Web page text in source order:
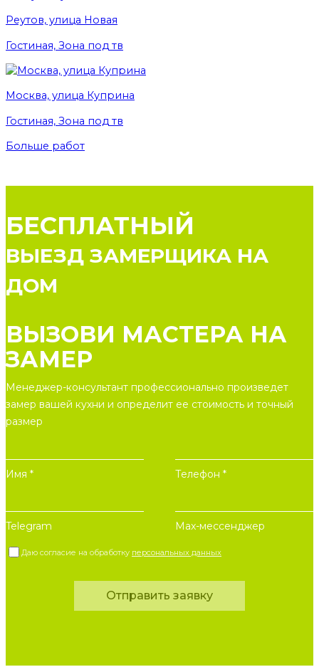
Реутов, улица Новая
Гостиная, Зона под тв
Москва, улица Куприна
Гостиная, Зона под тв
Больше работ
БЕСПЛАТНЫЙ
ВЫЕЗД ЗАМЕРЩИКА НА
ДОМ
ВЫЗОВИ МАСТЕРА НА
ЗАМЕР
Менеджер-консультант профессионально произведет
замер вашей кухни и определит ее стоимость и точный
размер
Имя * Телефон *
Telegram Max-мессенджер
Даю согласие на обработку персональных данных
Отправить заявку